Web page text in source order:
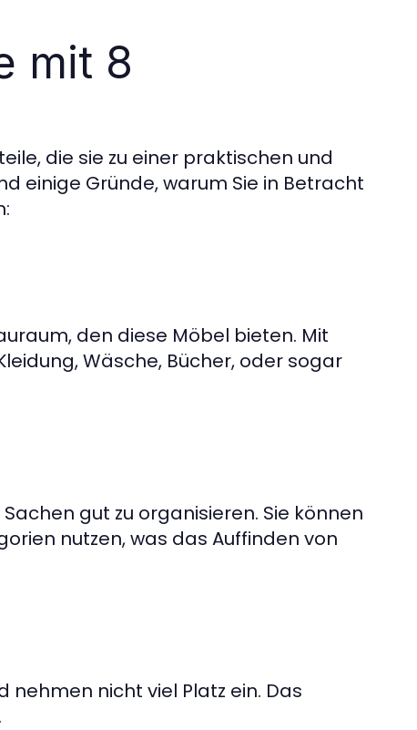
mit 8
die sie zu einer praktischen und
einige Gründe, warum Sie in Betracht
den diese Möbel bieten. Mit
Wäsche, Bücher, oder sogar
gut zu organisieren. Sie können
nutzen, was das Auffinden von
nicht viel Platz ein. Das